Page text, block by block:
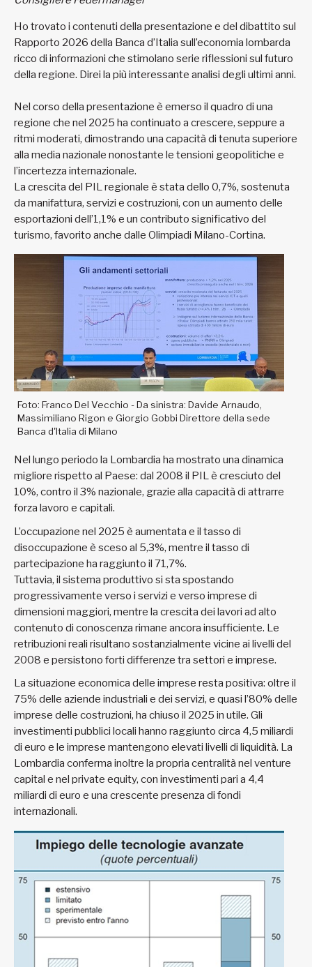
Ho trovato i contenuti della presentazione e del dibattito sul
Rapporto 2026 della Banca d’Italia sull’economia lombarda
ricco di informazioni che stimolano serie riflessioni sul futuro
della regione. Direi la più interessante analisi degli ultimi anni.
Nel corso della presentazione è emerso il quadro di una
regione che nel 2025 ha continuato a crescere, seppure a
ritmi moderati, dimostrando una capacità di tenuta superiore
alla media nazionale nonostante le tensioni geopolitiche e
l’incertezza internazionale.
La crescita del PIL regionale è stata dello 0,7%, sostenuta
da manifattura, servizi e costruzioni, con un aumento delle
esportazioni dell’1,1% e un contributo significativo del
turismo, favorito anche dalle Olimpiadi Milano-Cortina.
Foto: Franco Del Vecchio - Da sinistra: Davide Arnaudo,
Massimiliano Rigon e Giorgio Gobbi Direttore della sede
Banca d'Italia di Milano
Nel lungo periodo la Lombardia ha mostrato una dinamica
migliore rispetto al Paese: dal 2008 il PIL è cresciuto del
10%, contro il 3% nazionale, grazie alla capacità di attrarre
forza lavoro e capitali.
L’occupazione nel 2025 è aumentata e il tasso di
disoccupazione è sceso al 5,3%, mentre il tasso di
partecipazione ha raggiunto il 71,7%.
Tuttavia, il sistema produttivo si sta spostando
progressivamente verso i servizi e verso imprese di
dimensioni maggiori, mentre la crescita dei lavori ad alto
contenuto di conoscenza rimane ancora insufficiente. Le
retribuzioni reali risultano sostanzialmente vicine ai livelli del
2008 e persistono forti differenze tra settori e imprese.
La situazione economica delle imprese resta positiva: oltre il
75% delle aziende industriali e dei servizi, e quasi l’80% delle
imprese delle costruzioni, ha chiuso il 2025 in utile. Gli
investimenti pubblici locali hanno raggiunto circa 4,5 miliardi
di euro e le imprese mantengono elevati livelli di liquidità. La
Lombardia conferma inoltre la propria centralità nel venture
capital e nel private equity, con investimenti pari a 4,4
miliardi di euro e una crescente presenza di fondi
internazionali.